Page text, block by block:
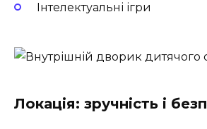
Інтелектуальні ігри
Локація: зручність і